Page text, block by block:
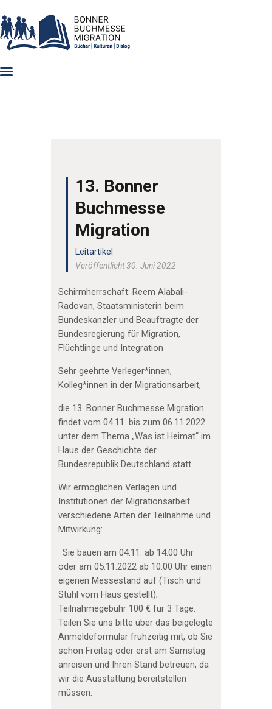
PROGRAMM 2024
ÜBER UNS
AUSSTELLER
13. Bonner
Buchmesse
Migration
Leitartikel
Veröffentlicht 30. Juni 2022
Schirmherrschaft: Reem Alabali-
Radovan, Staatsministerin beim
Bundeskanzler und Beauftragte der
Bundesregierung für Migration,
Flüchtlinge und Integration
Sehr geehrte Verleger*innen,
Kolleg*innen in der Migrationsarbeit,
die 13. Bonner Buchmesse Migration
findet vom 04.11. bis zum 06.11.2022
unter dem Thema „Was ist Heimat“ im
Haus der Geschichte der
Bundesrepublik Deutschland statt.
Wir ermöglichen Verlagen und
Institutionen der Migrationsarbeit
verschiedene Arten der Teilnahme und
Mitwirkung:
· Sie bauen am 04.11. ab 14.00 Uhr
oder am 05.11.2022 ab 10.00 Uhr einen
eigenen Messestand auf (Tisch und
Stuhl vom Haus gestellt);
Teilnahmegebühr 100 € für 3 Tage.
Teilen Sie uns bitte über das beigelegte
Anmeldeformular frühzeitig mit, ob Sie
schon Freitag oder erst am Samstag
anreisen und Ihren Stand betreuen, da
wir die Ausstattung bereitstellen
müssen.